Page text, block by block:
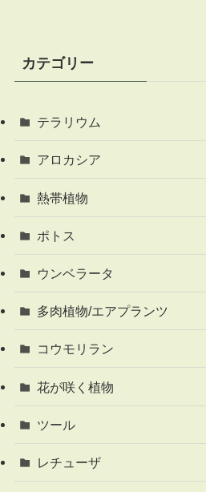
カテゴリー
テラリウム
アロカシア
熱帯植物
ポトス
ウンベラータ
多肉植物/エアプランツ
コウモリラン
花が咲く植物
ツール
レチューザ